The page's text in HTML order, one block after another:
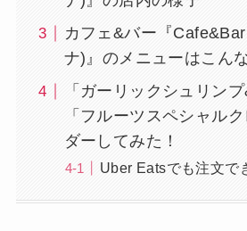
カフェ&バー『
ナ)』のメニューはこん
「ガーリックシュリン
「フルーツスペシャル
ダーしてみた！
Uber Eatsでも注文で